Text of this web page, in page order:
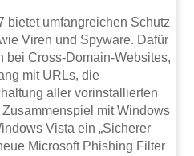
bietet umfangreichen Schutz
Viren und Spyware. Dafür
bei Cross-Domain-Websites,
mit URLs, die
aller vorinstallierten
mit Windows
Vista ein „Sicherer
Microsoft Phishing Filter